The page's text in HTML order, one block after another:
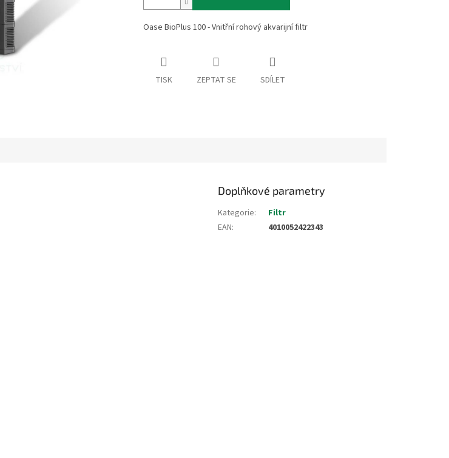
Oase BioPlus 100 - Vnitřní rohový akvarijní filtr
TISK ZEPTAT SE SDÍLET
Doplňkové parametry
Kategorie:
Filtr
EAN: 4010052422343